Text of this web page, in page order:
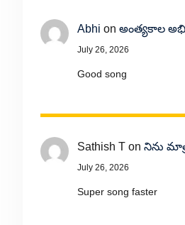
Abhi on అంత్యకాల
July 26, 2026
Good song
Sathish Ton నిను
July 26, 2026
Super song faster